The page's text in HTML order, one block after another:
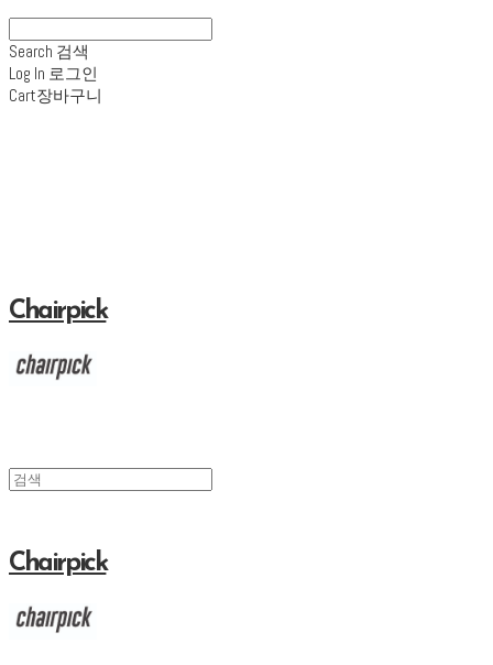
Search 검색
Log In 로그인
Cart장바구니
Chairpick
Chairpick